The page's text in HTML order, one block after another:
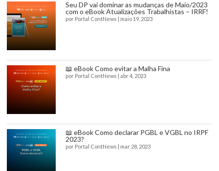
Seu DP vai dominar as mudanças de Maio/2023
com o eBook Atualizações Trabalhistas – IRRF!
por Portal ContNews maio 19, 2023
📖 eBook Como evitar a Malha Fina
por Portal ContNews abr 4, 2023
📖 eBook Como declarar PGBL e VGBL no IRPF
2023?
por Portal ContNews mar 28, 2023